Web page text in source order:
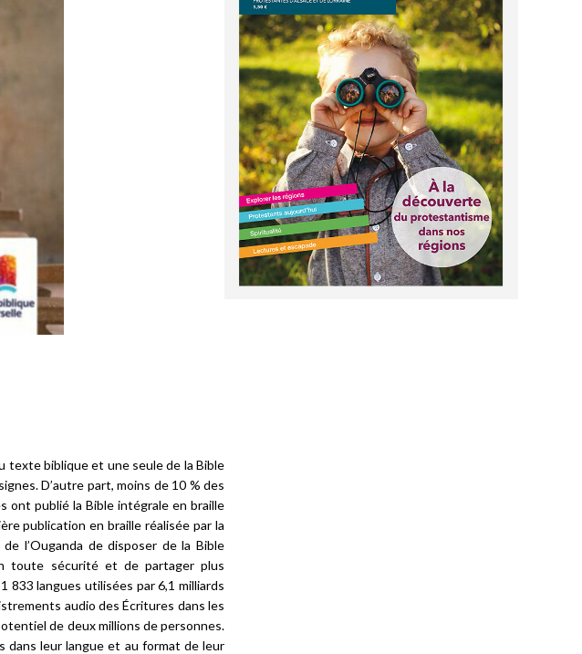
texte biblique et une seule de la Bible
D’autre part, moins de 10 % des
ont publié la Bible intégrale en braille
publication en braille réalisée par la
l’Ouganda de disposer de la Bible
toute sécurité et de partager plus
langues utilisées par 6,1 milliards
audio des Écritures dans les
de deux millions de personnes.
dans leur langue et au format de leur